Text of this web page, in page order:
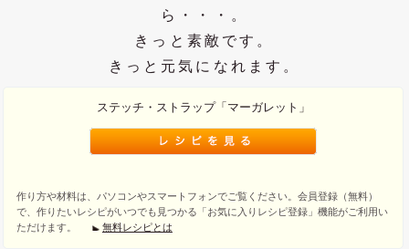
ら・・・。
きっと素敵です。
きっと元気になれます。
ステッチ・ストラップ「マーガレット」
作り方や材料は、パソコンやスマートフォンでご覧ください。会員登録（無料）
で、作りたいレシピがいつでも見つかる「お気に入りレシピ登録」機能がご利用い
ただけます。
無料レシピとは